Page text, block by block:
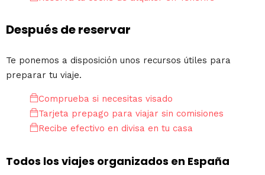
Después de reservar
Te ponemos a disposición unos recursos útiles para
preparar tu viaje.
Comprueba si necesitas visado
Tarjeta prepago para viajar sin comisiones
Recibe efectivo en divisa en tu casa
Todos los viajes organizados en España